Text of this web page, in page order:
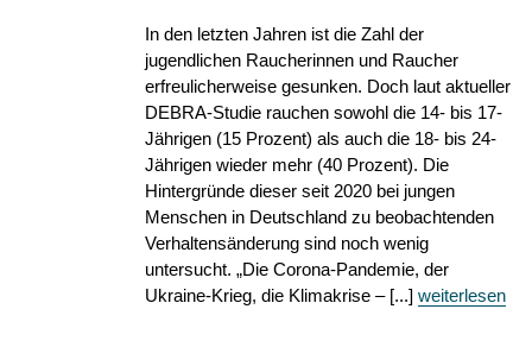
In den letzten Jahren ist die Zahl der
jugendlichen Raucherinnen und Raucher
erfreulicherweise gesunken. Doch laut aktueller
DEBRA-Studie rauchen sowohl die 14- bis 17-
Jährigen (15 Prozent) als auch die 18- bis 24-
Jährigen wieder mehr (40 Prozent). Die
Hintergründe dieser seit 2020 bei jungen
Menschen in Deutschland zu beobachtenden
Verhaltensänderung sind noch wenig
untersucht. „Die Corona-Pandemie, der
Ukraine-Krieg, die Klimakrise – [...] weiterlesen